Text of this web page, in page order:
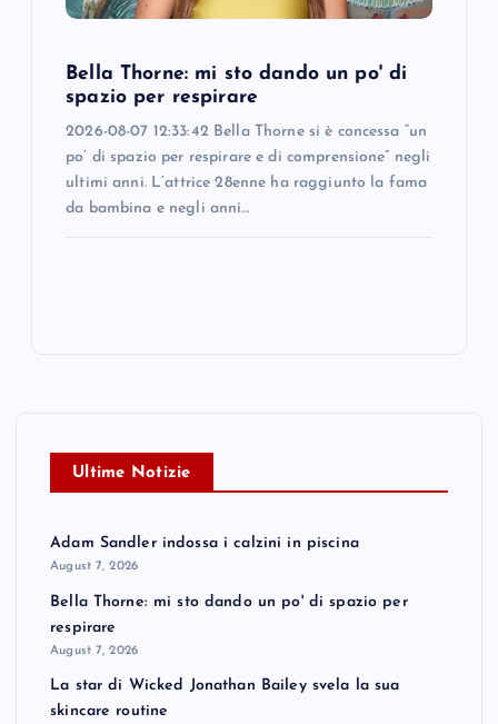
Bella Thorne: mi sto dando un po' di
spazio per respirare
2026-08-07 12:33:42 Bella Thorne si è concessa “un
po’ di spazio per respirare e di comprensione” negli
ultimi anni. L’attrice 28enne ha raggiunto la fama
da bambina e negli anni…
Ultime Notizie
Adam Sandler indossa i calzini in piscina
August 7, 2026
Bella Thorne: mi sto dando un po' di spazio per
respirare
August 7, 2026
La star di Wicked Jonathan Bailey svela la sua
skincare routine